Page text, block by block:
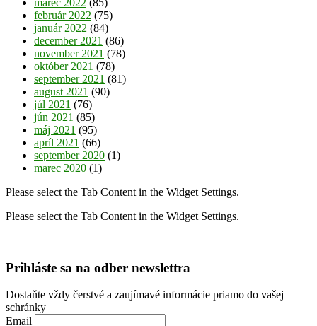
február 2022 (75)
január 2022 (84)
december 2021 (86)
november 2021 (78)
október 2021 (78)
september 2021 (81)
august 2021 (90)
júl 2021 (76)
jún 2021 (85)
máj 2021 (95)
apríl 2021 (66)
september 2020 (1)
marec 2020 (1)
Please select the Tab Content in the Widget Settings.
Please select the Tab Content in the Widget Settings.
Prihláste sa na odber newslettra
Dostaňte vždy čerstvé a zaujímavé informácie priamo do vašej
schránky
Email